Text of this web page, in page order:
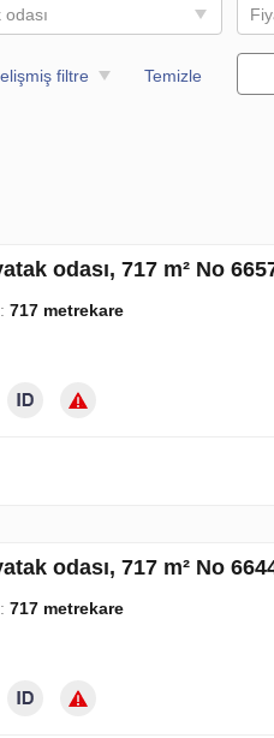
odası
filtre Temizle
odası, 717 m² No
717 metrekare
odası, 717 m² No
717 metrekare